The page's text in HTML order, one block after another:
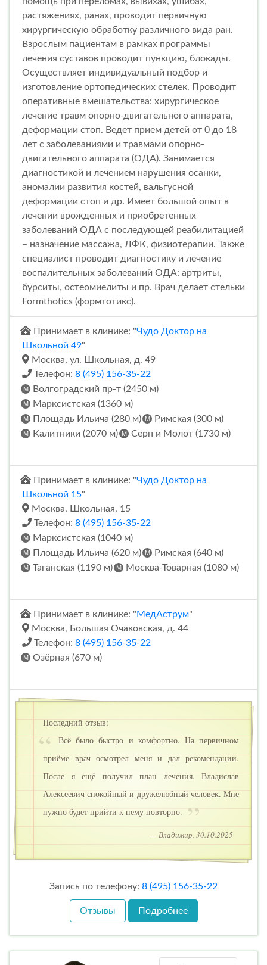
растяжениях, ранах, проводит первичную
хирургическую обработку различного вида ран.
Взрослым пациентам в рамках программы
лечения суставов проводит пункцию, блокады.
Осуществляет индивидуальный подбор и
изготовление ортопедических стелек. Проводит
оперативные вмешательства: хирургическое
лечение травм опорно-двигательного аппарата,
деформации стоп. Ведет прием детей от 0 до 18
лет с заболеваниями и травмами опорно-
двигательного аппарата (ОДА). Занимается
диагностикой и лечением нарушения осанки,
аномалии развития костей, вальгусной
деформации стоп и др. Имеет большой опыт в
лечении врожденных и приобретенных
заболеваний ОДА с последующей реабилитацией
– назначение массажа, ЛФК, физиотерапии. Также
специалист проводит диагностику и лечение
воспалительных заболеваний ОДА: артриты,
бурситы, остеомиелиты и пр. Врач делает стельки
Formthotics (формтотикс).
Принимает в клинике: "Чудо Доктор на
Школьной 49"
Москва, ул. Школьная, д. 49
Телефон: 8 (495) 156-35-22
Волгоградский пр-т (2450 м)
Марксистская (1360 м)
Площадь Ильича (280 м)
Римская (300 м)
Калитники (2070 м)
Серп и Молот (1730 м)
Принимает в клинике: "Чудо Доктор на
Школьной 15"
Москва, Школьная, 15
Телефон: 8 (495) 156-35-22
Марксистская (1040 м)
Площадь Ильича (620 м)
Римская (640 м)
Таганская (1190 м)
Москва-Товарная (1080 м)
Принимает в клинике: "МедАструм"
Москва, Большая Очаковская, д. 44
Телефон: 8 (495) 156-35-22
Озёрная (670 м)
Последний отзыв:
Всё было быстро и комфортно. На первичном
приёме врач осмотрел меня и дал рекомендации.
После я ещё получил план лечения. Владислав
Алексеевич спокойный и дружелюбный человек. Мне
нужно будет прийти к нему повторно.
— Владимир, 30.10.2025
Запись по телефону: 8 (495) 156-35-22
Отзывы Подробнее